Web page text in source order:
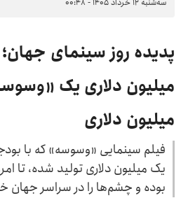
میلیون دلاری یک
میلیون دلاری
یک میلیون دلاری تولید شده، تا
بوده و چشم‌ها را در سراسر جهان